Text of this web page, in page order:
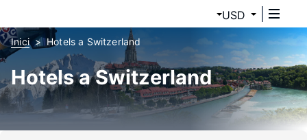
USD
Inici Hotels a Switzerland
Hotels a Switzerland